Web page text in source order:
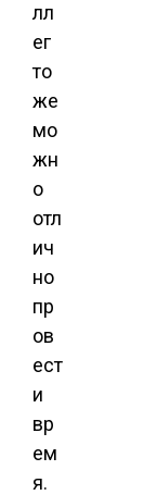
лл
ег
то
же
мо
жн
о
отл
ич
но
пр
ов
ест
и
вр
ем
я.